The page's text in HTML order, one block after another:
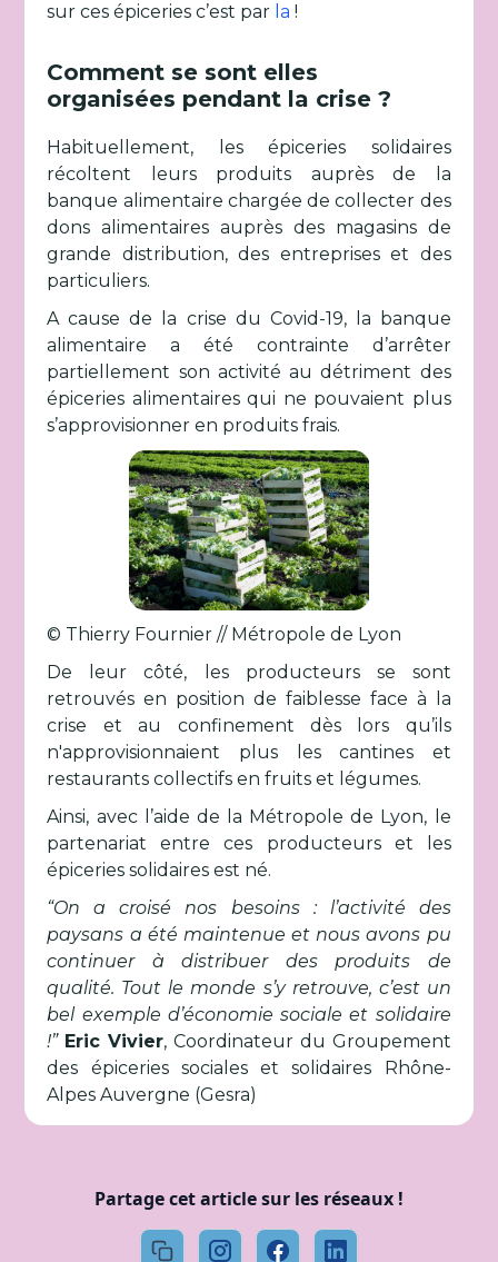
sur ces épiceries c’est par la !
Comment se sont elles
organisées pendant la crise ?
Habituellement, les épiceries solidaires
récoltent leurs produits auprès de la
banque alimentaire chargée de collecter des
dons alimentaires auprès des magasins de
grande distribution, des entreprises et des
particuliers.
A cause de la crise du Covid-19, la banque
alimentaire a été contrainte d’arrêter
partiellement son activité au détriment des
épiceries alimentaires qui ne pouvaient plus
s’approvisionner en produits frais.
© Thierry Fournier // Métropole de Lyon
De leur côté, les producteurs se sont
retrouvés en position de faiblesse face à la
crise et au confinement dès lors qu’ils
n'approvisionnaient plus les cantines et
restaurants collectifs en fruits et légumes.
Ainsi, avec l’aide de la Métropole de Lyon, le
partenariat entre ces producteurs et les
épiceries solidaires est né.
“On a croisé nos besoins : l’activité des
paysans a été maintenue et nous avons pu
continuer à distribuer des produits de
qualité. Tout le monde s’y retrouve, c’est un
bel exemple d’économie sociale et solidaire
!” Eric Vivier, Coordinateur du Groupement
des épiceries sociales et solidaires Rhône-
Alpes Auvergne (Gesra)
Partage cet article sur les réseaux !